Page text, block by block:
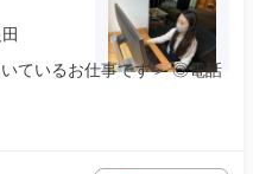
ているお仕事です＞ ◎電話